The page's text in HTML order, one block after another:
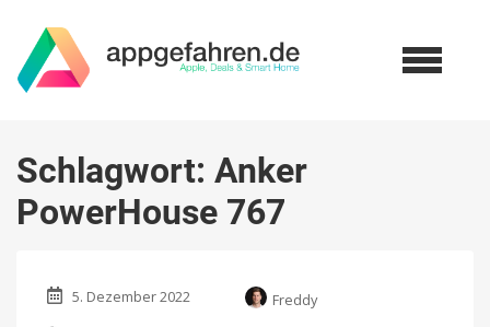
Schlagwort: Anker
PowerHouse 767
5. Dezember 2022
Freddy